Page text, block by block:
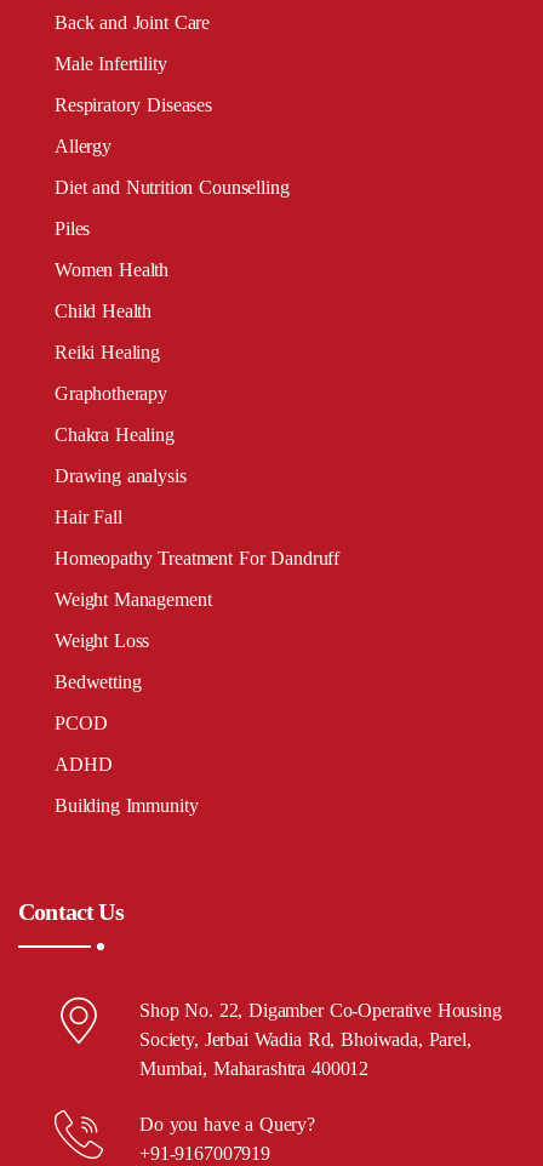
Back and Joint Care
Male Infertility
Respiratory Diseases
Allergy
Diet and Nutrition Counselling
Piles
Women Health
Child Health
Reiki Healing
Graphotherapy
Chakra Healing
Drawing analysis
Hair Fall
Homeopathy Treatment For Dandruff
Weight Management
Weight Loss
Bedwetting
PCOD
ADHD
Building Immunity
Contact Us
Shop No. 22, Digamber Co-Operative Housing
Society, Jerbai Wadia Rd, Bhoiwada, Parel,
Mumbai, Maharashtra 400012
Do you have a Query?
+91-9167007919